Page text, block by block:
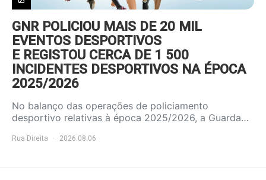
GNR POLICIOU MAIS DE 20 MIL
EVENTOS DESPORTIVOS
E REGISTOU CERCA DE 1 500
INCIDENTES DESPORTIVOS NA ÉPOCA
2025/2026
No balanço das operações de policiamento
desportivo relativas à época 2025/2026, a Guarda…
Rua Direita 2026.08.06